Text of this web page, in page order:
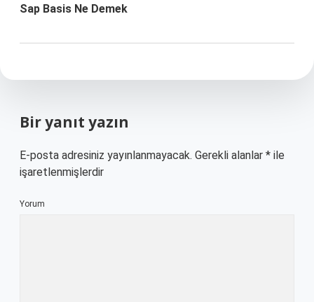
Sap Basis Ne Demek
Bir yanıt yazın
E-posta adresiniz yayınlanmayacak. Gerekli alanlar * ile
işaretlenmişlerdir
Yorum